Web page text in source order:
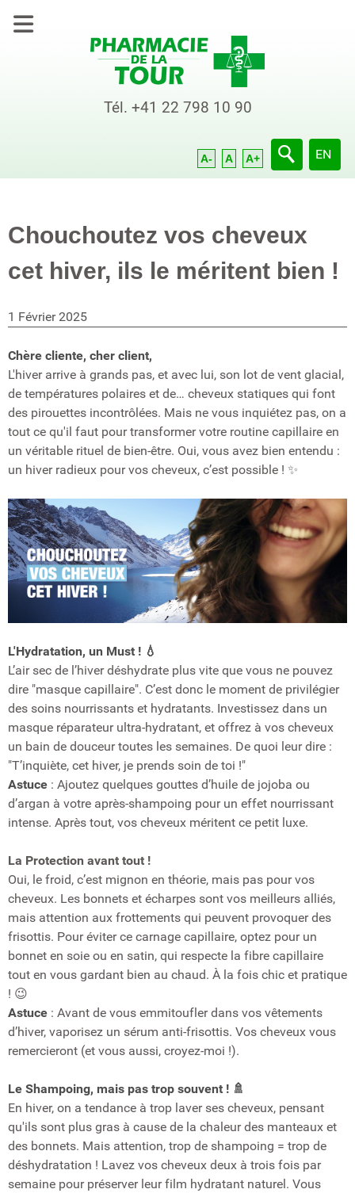
Tél. +41 22 798 10 90
A- A A+ EN
Chouchoutez vos cheveux
cet hiver, ils le méritent bien !
1 Février 2025
Chère cliente, cher client,
L'hiver arrive à grands pas, et avec lui, son lot de vent glacial,
de températures polaires et de… cheveux statiques qui font
des pirouettes incontrôlées. Mais ne vous inquiétez pas, on a
tout ce qu'il faut pour transformer votre routine capillaire en
un véritable rituel de bien-être. Oui, vous avez bien entendu :
un hiver radieux pour vos cheveux, c’est possible ! ✨
L'Hydratation, un Must ! 💧
L’air sec de l’hiver déshydrate plus vite que vous ne pouvez
dire "masque capillaire". C’est donc le moment de privilégier
des soins nourrissants et hydratants. Investissez dans un
masque réparateur ultra-hydratant, et offrez à vos cheveux
un bain de douceur toutes les semaines. De quoi leur dire :
"T’inquiète, cet hiver, je prends soin de toi !"
Astuce : Ajoutez quelques gouttes d’huile de jojoba ou
d’argan à votre après-shampoing pour un effet nourrissant
intense. Après tout, vos cheveux méritent ce petit luxe.
La Protection avant tout !
Oui, le froid, c’est mignon en théorie, mais pas pour vos
cheveux. Les bonnets et écharpes sont vos meilleurs alliés,
mais attention aux frottements qui peuvent provoquer des
frisottis. Pour éviter ce carnage capillaire, optez pour un
bonnet en soie ou en satin, qui respecte la fibre capillaire
tout en vous gardant bien au chaud. À la fois chic et pratique
! 😉
Astuce : Avant de vous emmitoufler dans vos vêtements
d’hiver, vaporisez un sérum anti-frisottis. Vos cheveux vous
remercieront (et vous aussi, croyez-moi !).
Le Shampoing, mais pas trop souvent ! 🚿
En hiver, on a tendance à trop laver ses cheveux, pensant
qu'ils sont plus gras à cause de la chaleur des manteaux et
des bonnets. Mais attention, trop de shampoing = trop de
déshydratation ! Lavez vos cheveux deux à trois fois par
semaine pour préserver leur film hydratant naturel. Vous